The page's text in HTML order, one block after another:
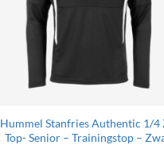
Hummel Stanfries Authentic 1/4
Top- Senior – Trainingstop –